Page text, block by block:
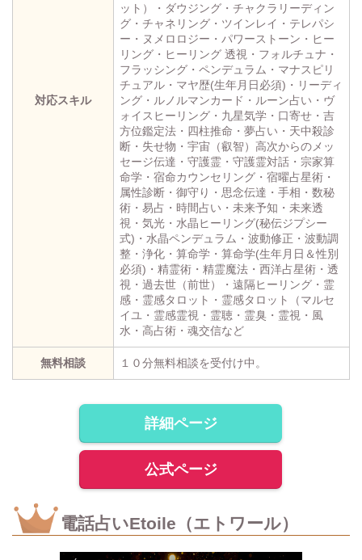
対応スキル
ット）・ダウジング・チャクラリーディン
グ・チャネリング・ツインレイ・テレパシ
ー・ヌメロロジー・パワーストーン・ヒー
リング・ヒーリング 透視・フォルチュナ・
フラッシング・ペンデュラム・マナスピリ
チュアル・マヤ歴(生年月日必須)・リーディ
ング・ルノルマンカード・ルーン占い・ヴ
ォイスヒーリング・九星気学・口寄せ・吉
方位鑑定法・四柱推命・夢占い・天中殺診
断・失せ物・宇宙（叡智）高次からのメッ
セージ伝達・守護霊・守護霊対話・宗家算
命学・宿命カウンセリング・宿曜占星術・
属性診断・御守り・思念伝達・手相・数秘
術・易占・時間占い・未来予知・未来透
視・気光・水晶ヒーリング(秘伝ジプシー
式)・水晶ペンデュラム・波動修正・波動調
整・浄化・算命学・算命学(生年月日＆性別
必須)・精霊術・精霊魔法・西洋占星術・透
視・過去世（前世）・遠隔ヒーリング・霊
感・霊感タロット・霊感タロット（マルセ
イユ・霊感霊視・霊聴・霊臭・霊視・風
水・高占術・魂交信など
無料相談 １０分無料相談を受付け中。
詳細ページ
公式ページ
電話占いEtoile（エトワール）